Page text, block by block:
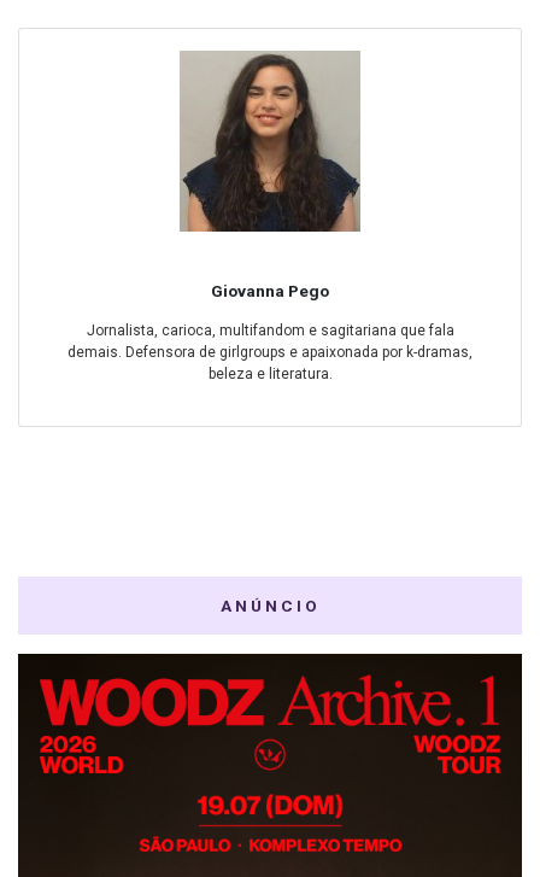
Giovanna Pego
Jornalista, carioca, multifandom e sagitariana que fala
demais. Defensora de girlgroups e apaixonada por k-dramas,
beleza e literatura.
ANÚNCIO